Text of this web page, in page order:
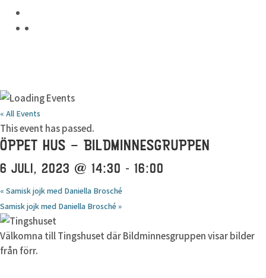
« All Events
This event has passed.
ÖPPET HUS – BILDMINNESGRUPPEN
6 JULI, 2023 @ 14:30 - 16:00
« Samisk jojk med Daniella Brosché
Samisk jojk med Daniella Brosché»
Välkomna till Tingshuset där Bildminnesgruppen visar bilder
från förr.